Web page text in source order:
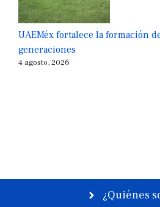
UAEMéx fortalece la formación
generaciones
4 agosto, 2026
¿Quiénes